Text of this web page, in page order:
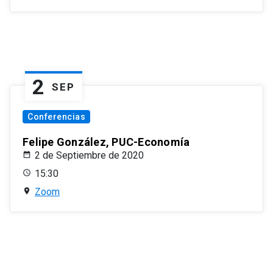
2 SEP
Conferencias
Felipe González, PUC-Economía
2 de Septiembre de 2020
15:30
Zoom